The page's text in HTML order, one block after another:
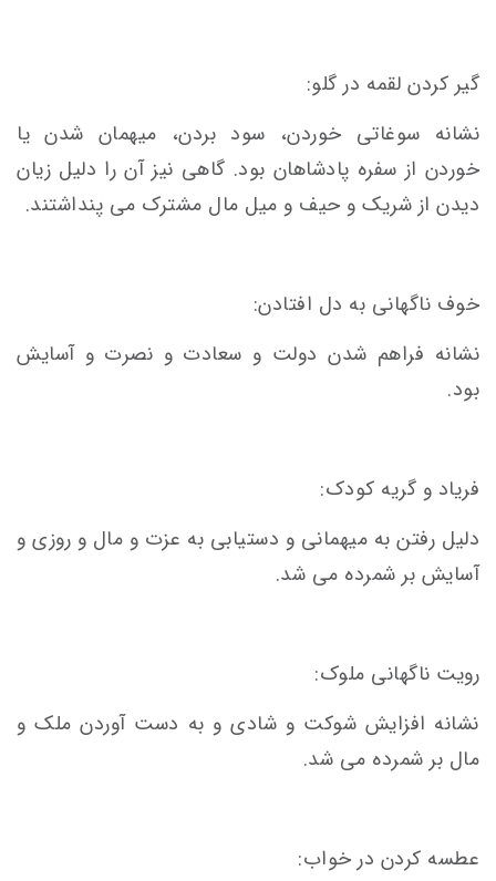
گیر کردن لقمه در گلو:
نشانه سوغاتی خوردن، سود بردن، میهمان شدن یا
خوردن از سفره پادشاهان بود. گاهی نیز آن را دلیل زیان
دیدن از شریک و حیف و میل مال مشترک می پنداشتند.
خوف ناگهانی به دل افتادن:
نشانه فراهم شدن دولت و سعادت و نصرت و آسایش
بود.
فریاد و گریه کودک:
دلیل رفتن به میهمانی و دستیابی به عزت و مال و روزی و
آسایش بر شمرده می شد.
رویت ناگهانی ملوک:
نشانه افزایش شوکت و شادی و به دست آوردن ملک و
مال بر شمرده می شد.
عطسه کردن در خواب: